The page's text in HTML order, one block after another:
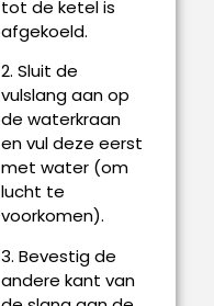
tot de ketel is
afgekoeld.
2. Sluit de
vulslang aan op
de waterkraan
en vul deze eerst
met water (om
lucht te
voorkomen).
3. Bevestig de
andere kant van